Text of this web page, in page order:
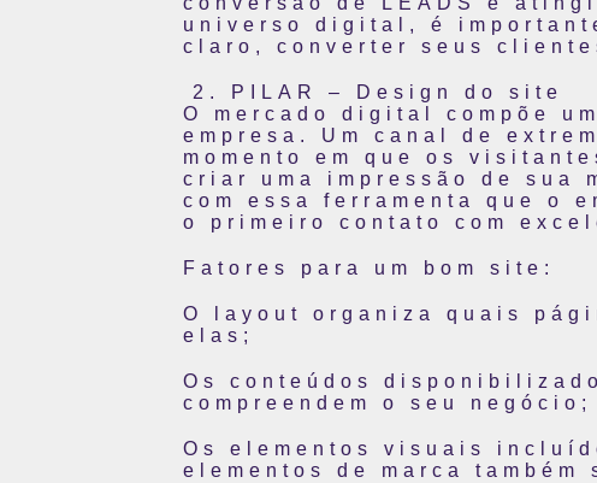
universo digital, é
claro, converter seus
PILAR – Design do site
O mercado digital compõe
empresa. Um canal de
momento em que os
criar uma impressão de sua
com essa ferramenta que o
o primeiro contato com
Fatores para um bom site:
O layout organiza quais
elas;
Os conteúdos
compreendem o seu negócio;
Os elementos visuais
elementos de marca também